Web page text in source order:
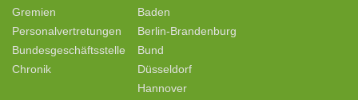
Gremien
Personalvertretungen
Bundesgeschäftsstelle
Chronik
Baden
Berlin-Brandenburg
Bund
Düsseldorf
Hannover